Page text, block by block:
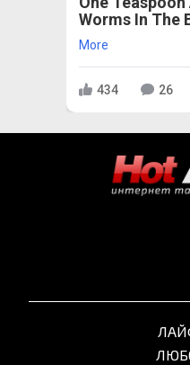
Worms In The
More
434 26